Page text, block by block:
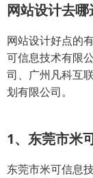
网站设计去哪
网站设计好点的
可信息技术有限
司、广州凡科互
划有限公司。
1、东莞市米
东莞市米可信息